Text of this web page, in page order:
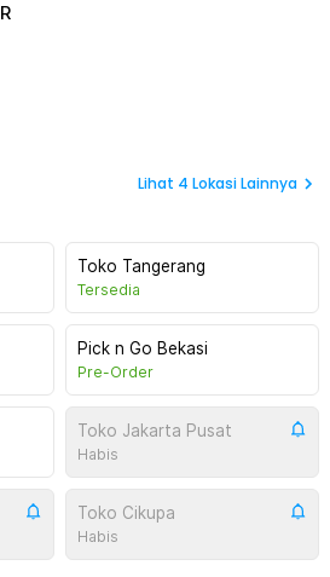
Lihat 4 Lokasi Lainnya
Toko Tangerang
Tersedia
Pick n Go Bekasi
Pre-Order
Toko Jakarta Pusat
Habis
Toko Cikupa
Habis